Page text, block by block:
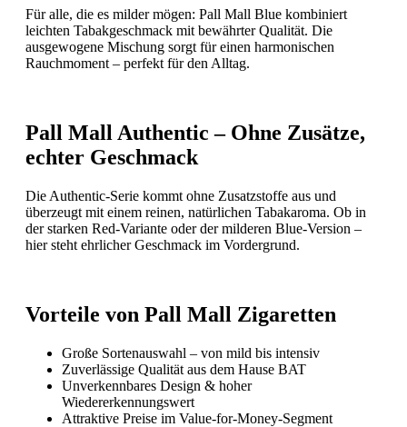
Für alle, die es milder mögen: Pall Mall Blue kombiniert
leichten Tabakgeschmack mit bewährter Qualität. Die
ausgewogene Mischung sorgt für einen harmonischen
Rauchmoment – perfekt für den Alltag.
Pall Mall Authentic – Ohne Zusätze,
echter Geschmack
Die Authentic-Serie kommt ohne Zusatzstoffe aus und
überzeugt mit einem reinen, natürlichen Tabakaroma. Ob in
der starken Red-Variante oder der milderen Blue-Version –
hier steht ehrlicher Geschmack im Vordergrund.
Vorteile von Pall Mall Zigaretten
Große Sortenauswahl – von mild bis intensiv
Zuverlässige Qualität aus dem Hause BAT
Unverkennbares Design & hoher
Wiedererkennungswert
Attraktive Preise im Value-for-Money-Segment